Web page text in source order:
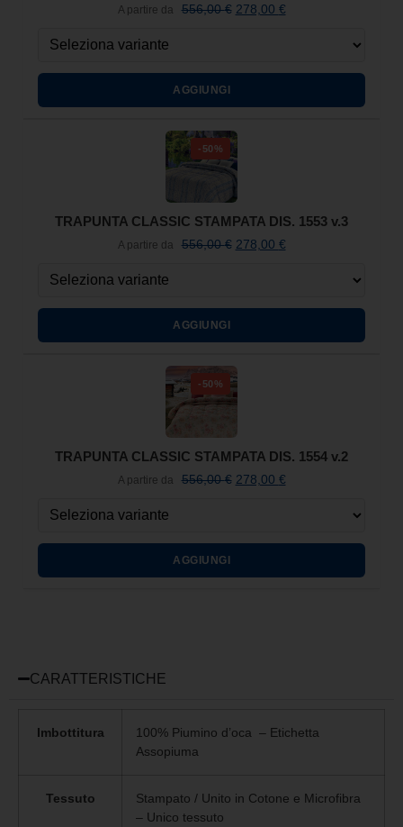
A partire da 556,00€ 278,00 €
AGGIUNGI
-50%
TRAPUNTA CLASSIC STAMPATA DIS. 1553 v.3
A partire da 556,00€ 278,00 €
AGGIUNGI
-50%
TRAPUNTA CLASSIC STAMPATA DIS. 1554 v.2
A partire da 556,00€ 278,00 €
AGGIUNGI
CARATTERISTICHE
Imbottitura
100% Piumino d’oca – Etichetta
Assopiuma
Tessuto
Stampato / Unito in Cotone e Microfibra
– Unico tessuto